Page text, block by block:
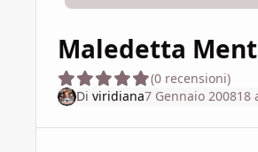
Maledetta
(0 recensioni)
Di viridiana7 Gennaio 200818